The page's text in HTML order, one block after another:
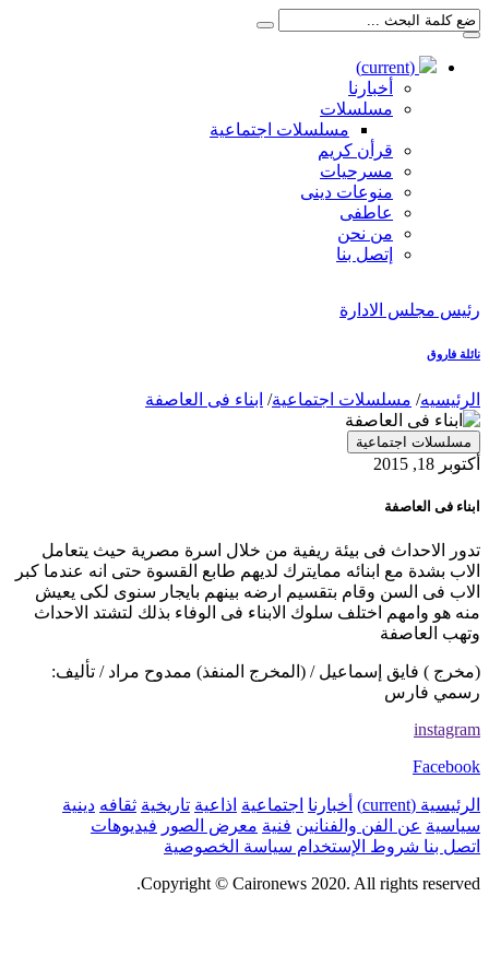
(current)
أخبارنا
مسلسلات
مسلسلات اجتماعية
قرأن كريم
مسرحيات
منوعات دينى
عاطفى
من نحن
إتصل بنا
رئيس مجلس الادارة
نائلة فاروق
الرئيسيه/ مسلسلات اجتماعية/ ابناء فى العاصفة
مسلسلات اجتماعية
أكتوبر 18, 2015
ابناء فى العاصفة
تدور الاحداث فى بيئة ريفية من خلال اسرة مصرية حيث يتعامل
الاب بشدة مع ابنائه ممايترك لديهم طابع القسوة حتى انه عندما كبر
الاب فى السن وقام بتقسيم ارضه بينهم بايجار سنوى لكى يعيش
منه هو وامهم اختلف سلوك الابناء فى الوفاء بذلك لتشتد الاحداث
وتهب العاصفة
(مخرج ) فايق إسماعيل / (المخرج المنفذ) ممدوح مراد / تأليف:
رسمي فارس
instagram
Facebook
الرئيسية (current) أخبارنا اجتماعية اذاعية تاريخية ثقافه دينية
سياسية عن الفن والفنانين فنية معرض الصور فيديوهات
اتصل بنا شروط الإستخدام سياسة الخصوصية
Copyright © Caironews 2020. All rights reserved.